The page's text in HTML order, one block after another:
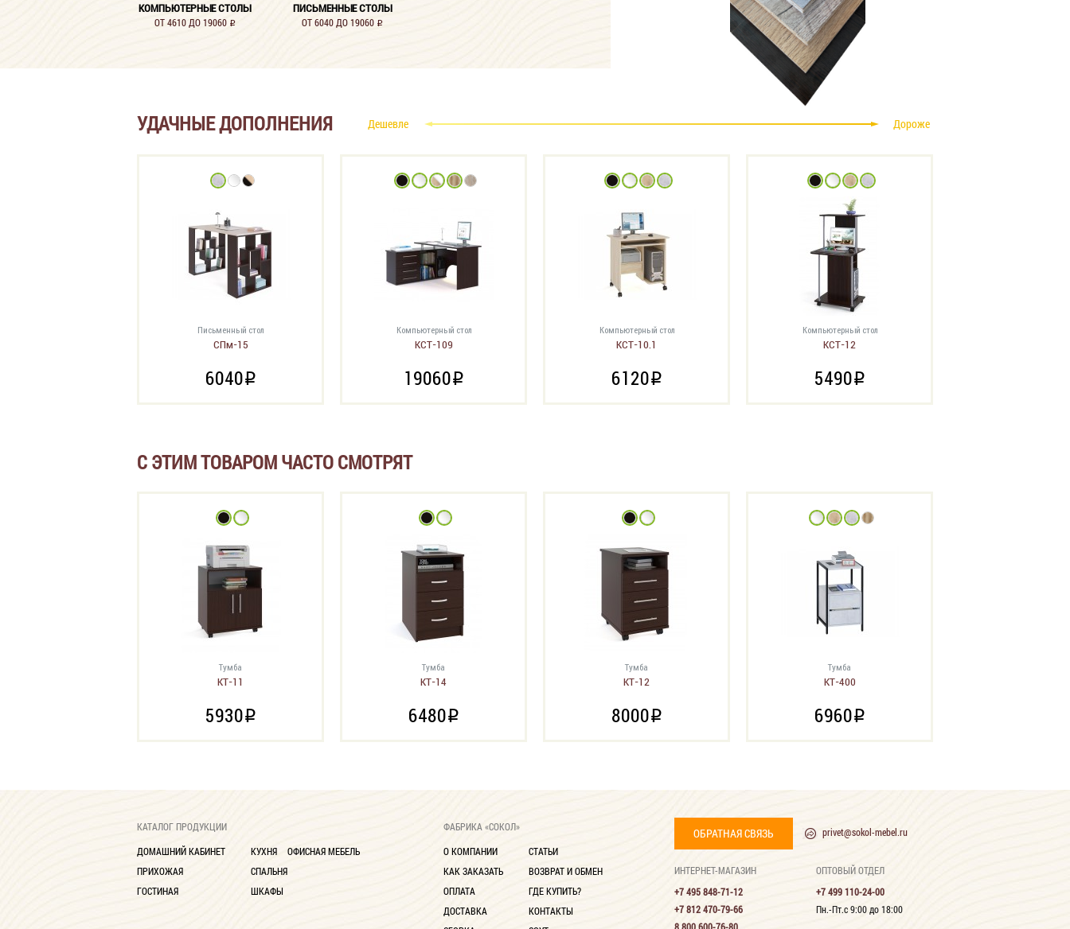
КОМПЬЮТЕРНЫЕ СТОЛЫ
ОТ 4610 ДО 19060 i
ПИСЬМЕННЫЕ СТОЛЫ
ОТ 6040 ДО 19060 i
УДАЧНЫЕ ДОПОЛНЕНИЯ Дешевле Дороже
Письменный стол
СПм-15
6040i
Компьютерный стол
КСТ-109
19060i
Компьютерный стол
КСТ-10.1
6120i
Компьютерный стол
КСТ-12
5490i
С ЭТИМ ТОВАРОМ ЧАСТО СМОТРЯТ
Тумба
КТ-11
5930i
Тумба
КТ-14
6480i
Тумба
КТ-12
8000i
Тумба
КТ-400
6960i
КАТАЛОГ ПРОДУКЦИИ
ДОМАШНИЙ КАБИНЕТ
ПРИХОЖАЯ
ГОСТИНАЯ
КУХНЯ
СПАЛЬНЯ
ШКАФЫ
ОФИСНАЯ МЕБЕЛЬ
ФАБРИКА «СОКОЛ»
О КОМПАНИИ
КАК ЗАКАЗАТЬ
ОПЛАТА
ДОСТАВКА
СТАТЬИ
ВОЗВРАТ И ОБМЕН
ГДЕ КУПИТЬ?
КОНТАКТЫ
ОБРАТНАЯ СВЯЗЬ privet@sokol-mebel.ru
ИНТЕРНЕТ-МАГАЗИН
+7 495 848-71-12
+7 812 470-79-66
ОПТОВЫЙ ОТДЕЛ
+7 499 110-24-00
Пн.-Пт.с 9:00 до 18:00